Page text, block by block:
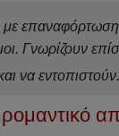
Γνωρίζουν
να εντοπιστούν.